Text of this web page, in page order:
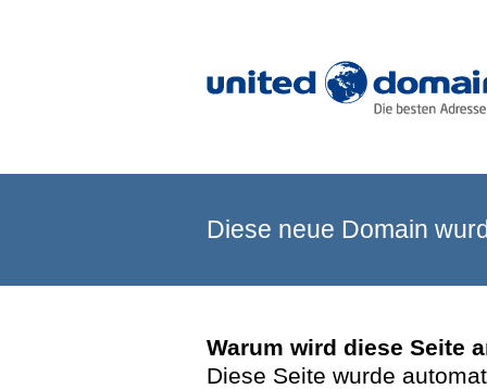
Diese neue Domain
Warum wird diese Seite
Diese Seite wurde